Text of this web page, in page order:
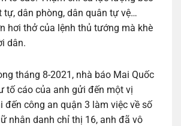
tự, dân phòng, dân quân tự vệ…
hơi thở của lệnh thủ tướng mà khè
dân.
tháng 8-2021, nhà báo Mai Quốc
tố cáo của anh gửi đến một vị
đến công an quận 3 làm việc về số
nhân danh chỉ thị 16, anh đã vô